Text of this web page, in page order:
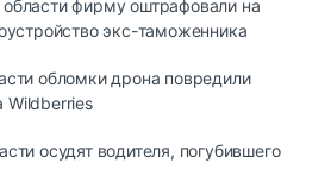
фирму оштрафовали на
экс-таможенника
обломки дрона повредили
Wildberries
осудят водителя, погубившего